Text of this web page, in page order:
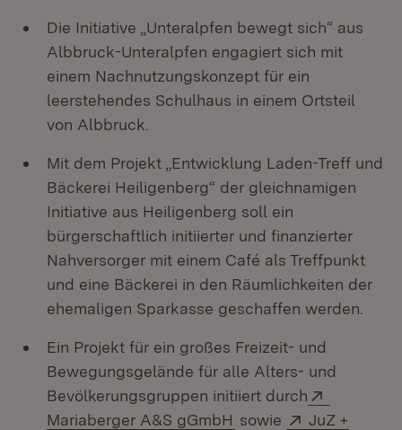
Die Initiative „Unteralpfen bewegt sich“ aus
Albbruck-Unteralpfen engagiert sich mit
einem Nachnutzungskonzept für ein
leerstehendes Schulhaus in einem Ortsteil
von Albbruck.
Mit dem Projekt „Entwicklung Laden-Treff und
Bäckerei Heiligenberg“ der gleichnamigen
Initiative aus Heiligenberg soll ein
bürgerschaftlich initiierter und finanzierter
Nahversorger mit einem Café als Treffpunkt
und eine Bäckerei in den Räumlichkeiten der
ehemaligen Sparkasse geschaffen werden.
Ein Projekt für ein großes Freizeit- und
Bewegungsgelände für alle Alters- und
Bevölkerungsgruppen initiiert durch
Mariaberger A&S gGmbH (Öffnet in neuem
sowie Extern:
JuZ +